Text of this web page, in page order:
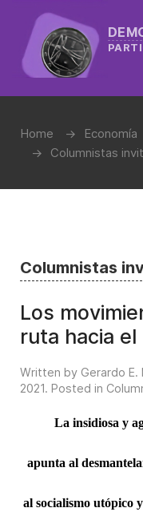
Home
Economía
Columnistas
Columnistas
Los
ruta hacia
Written by Gerardo E.
2021. Posted in
La insidiosa y
apunta al
al socialismo utópico